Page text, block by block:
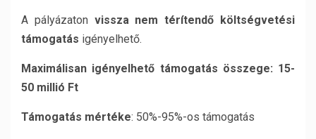
A pályázaton vissza nem térítendő költségvetési
támogatás igényelhető.
Maximálisan igényelhető támogatás összege: 15-
50 millió Ft
Támogatás mértéke: 50%-95%-os támogatás